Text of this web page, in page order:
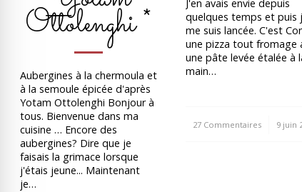
Ottolenghi *
Aubergines à la chermoula et
à la semoule épicée d'après
Yotam Ottolenghi Bonjour à
tous. Bienvenue dans ma
cuisine … Encore des
aubergines? Dire que je
faisais la grimace lorsque
j'étais jeune... Maintenant
je…
J'en avais envie depuis
quelques temps et puis
me suis lancée. C'est
une pizza tout fromage
une pâte levée étalée à
main…
27 Commentaires
/ 9 juin